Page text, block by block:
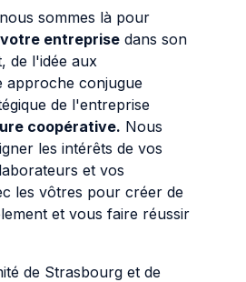
sommes là pour
entreprise dans son
de l'idée aux
approche conjugue
de l'entreprise
coopérative. Nous
les intérêts de vos
et vos
les vôtres pour créer de
et vous faire réussir
de Strasbourg et de